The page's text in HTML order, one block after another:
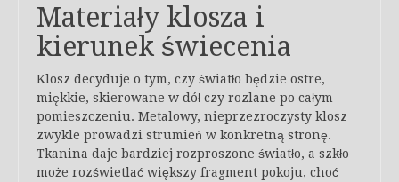
Materiały klosza i
kierunek świecenia
Klosz decyduje o tym, czy światło będzie ostre,
miękkie, skierowane w dół czy rozlane po całym
pomieszczeniu. Metalowy, nieprzezroczysty klosz
zwykle prowadzi strumień w konkretną stronę.
Tkanina daje bardziej rozproszone światło, a szkło
może rozświetlać większy fragment pokoju, choć